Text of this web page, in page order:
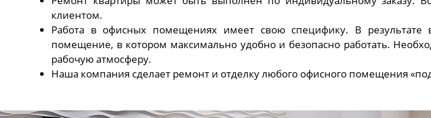
клиентом.
Работа в офисных помещениях имеет свою специфику. В результате
помещение, в котором максимально удобно и безопасно работать.
рабочую атмосферу.
Наша компания сделает ремонт и отделку любого офисного помещения